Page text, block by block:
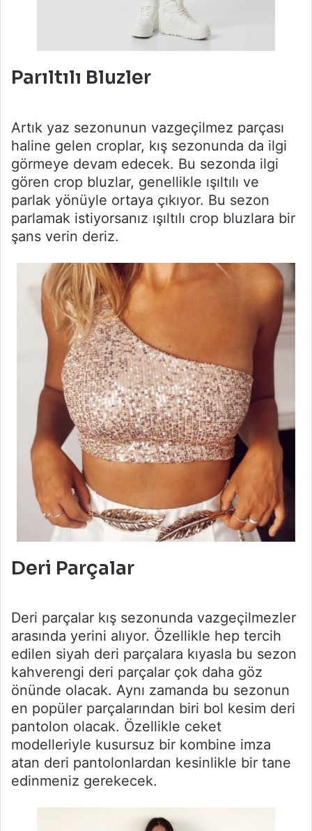
Parıltılı Bluzler
Artık yaz sezonunun vazgeçilmez parçası
haline gelen croplar, kış sezonunda da ilgi
görmeye devam edecek. Bu sezonda ilgi
gören crop bluzlar, genellikle ışıltılı ve
parlak yönüyle ortaya çıkıyor. Bu sezon
parlamak istiyorsanız ışıltılı crop bluzlara bir
şans verin deriz.
Deri Parçalar
Deri parçalar kış sezonunda vazgeçilmezler
arasında yerini alıyor. Özellikle hep tercih
edilen siyah deri parçalara kıyasla bu sezon
kahverengi deri parçalar çok daha göz
önünde olacak. Aynı zamanda bu sezonun
en popüler parçalarından biri bol kesim deri
pantolon olacak. Özellikle ceket
modelleriyle kusursuz bir kombine imza
atan deri pantolonlardan kesinlikle bir tane
edinmeniz gerekecek.